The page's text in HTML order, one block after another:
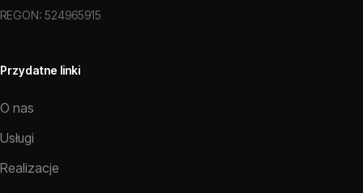
REGON: 524965915
Przydatne linki
O nas
Usługi
Realizacje